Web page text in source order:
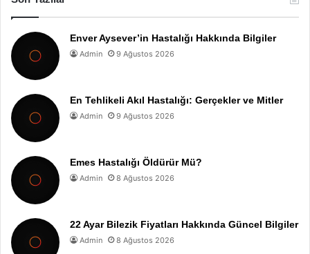
Enver Aysever’in Hastalığı Hakkında Bilgiler
Admin 9 Ağustos 2026
En Tehlikeli Akıl Hastalığı: Gerçekler ve Mitler
Admin 9 Ağustos 2026
Emes Hastalığı Öldürür Mü?
Admin 8 Ağustos 2026
22 Ayar Bilezik Fiyatları Hakkında Güncel Bilgiler
Admin 8 Ağustos 2026